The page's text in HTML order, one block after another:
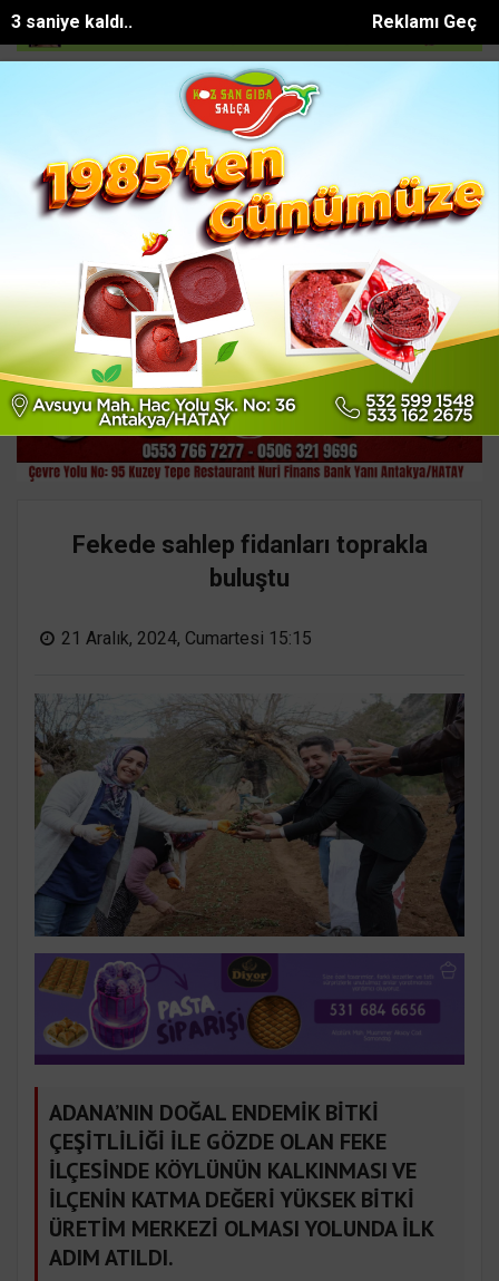
Reklamı Geç
2 saniye kaldı..
ölü bulunan Eyüp Can davası sürüyor
Ana Sayfa EKONOMİ
Fekede sahlep fidanları toprakla
buluştu
21 Aralık, 2024, Cumartesi 15:15
ADANA’NIN DOĞAL ENDEMİK BİTKİ
ÇEŞİTLİLİĞİ İLE GÖZDE OLAN FEKE
İLÇESİNDE KÖYLÜNÜN KALKINMASI VE
İLÇENİN KATMA DEĞERİ YÜKSEK BİTKİ
ÜRETİM MERKEZİ OLMASI YOLUNDA İLK
ADIM ATILDI.